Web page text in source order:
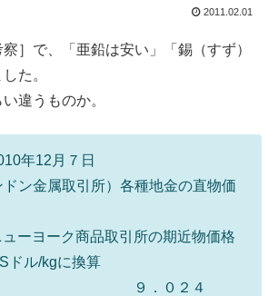
2011.02.01
察］で、「亜鉛は安い」「錫（すず）
た。
違うものか。
年12月７日
金属取引所）各種地金の直物価
ヨーク商品取引所の期近物価格
ル/kgに換算
．０２４